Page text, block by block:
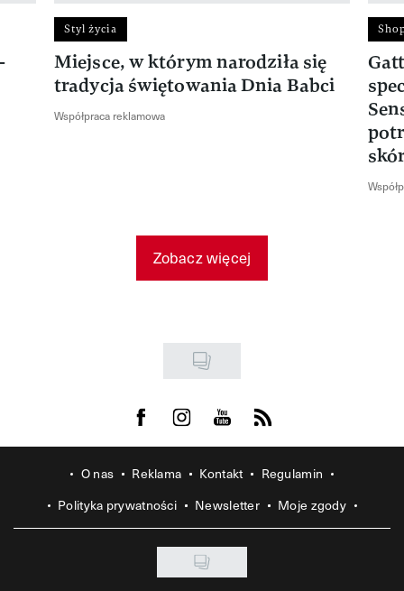
Styl życia
Miejsce, w którym narodziła się
tradycja świętowania Dnia Babci
Współpraca reklamowa
Zobacz więcej
Visit us on Facebook
Visit us on Instagram
Visit us on Youtube
Visit us on Rss
O nas Reklama Kontakt
Regulamin
Polityka prywatności
Newsletter Moje zgody